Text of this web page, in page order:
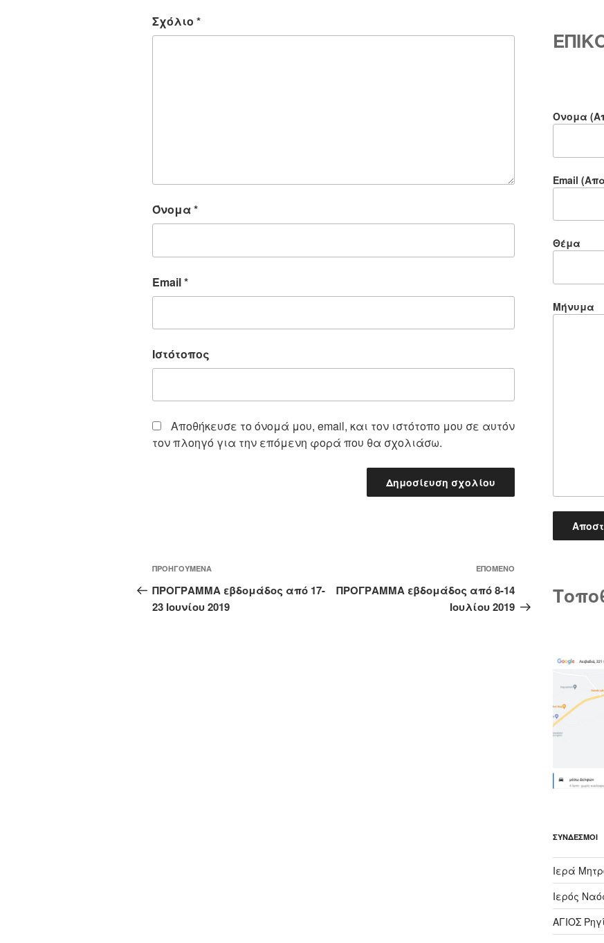
Σχόλιο *
Όνομα*
Email*
Ιστότοπος
Αποθήκευσε το όνομά μου, email, και τον ιστότοπο μου σε αυτόν
τον πλοηγό για την επόμενη φορά που θα σχολιάσω.
Πλοήγηση
άρθρων
Προηγούμενο
άρθρο
ΠΡΟΗΓΟΎΜΕΝΑ
ΠΡΟΓΡΑΜΜΑ εβδομάδος από 17-
23 Ιουνίου 2019
ΕΠΌΜΕΝΟ
ΠΡΟΓΡΑΜΜΑ εβδομάδος από 8-14
Ιουλίου 2019
Ονομα
Email
Θέμα
Μήνυμα
ΣΎΝΔΕΣΜΟΙ
Ιερά
Ιερός
ΑΓΙΟΣ